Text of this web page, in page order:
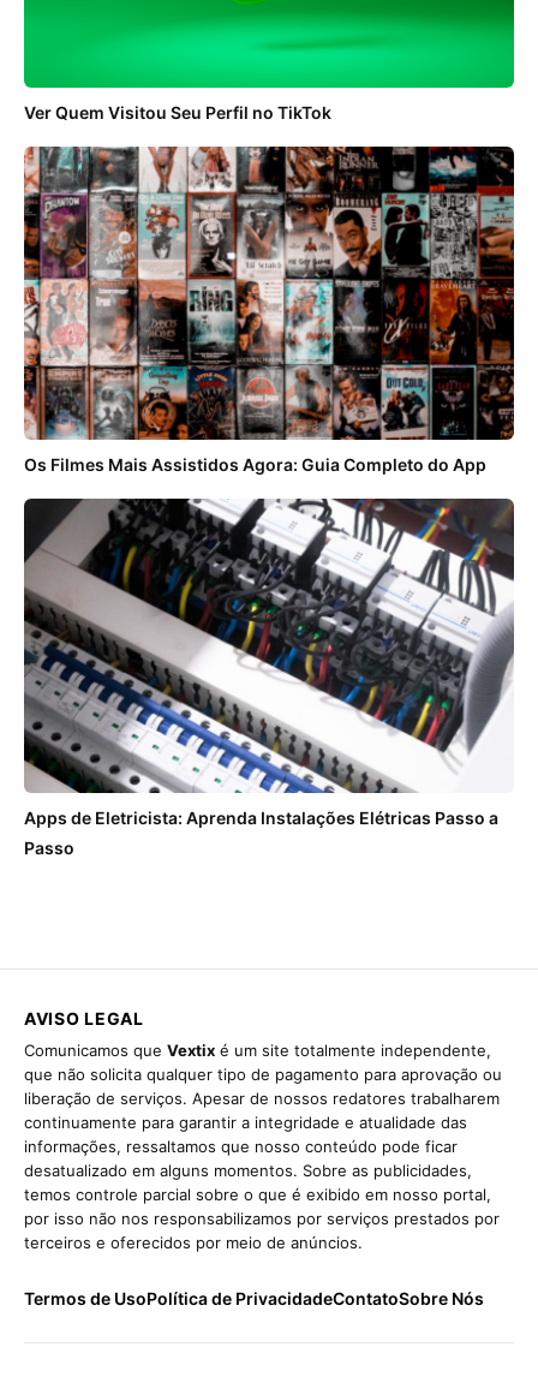
Ver Quem Visitou Seu Perfil no TikTok
Os Filmes Mais Assistidos Agora: Guia Completo do App
Apps de Eletricista: Aprenda Instalações Elétricas Passo a
Passo
AVISO LEGAL
Comunicamos que Vextix é um site totalmente independente,
que não solicita qualquer tipo de pagamento para aprovação ou
liberação de serviços. Apesar de nossos redatores trabalharem
continuamente para garantir a integridade e atualidade das
informações, ressaltamos que nosso conteúdo pode ficar
desatualizado em alguns momentos. Sobre as publicidades,
temos controle parcial sobre o que é exibido em nosso portal,
por isso não nos responsabilizamos por serviços prestados por
terceiros e oferecidos por meio de anúncios.
Termos de UsoPolítica de PrivacidadeContatoSobre Nós